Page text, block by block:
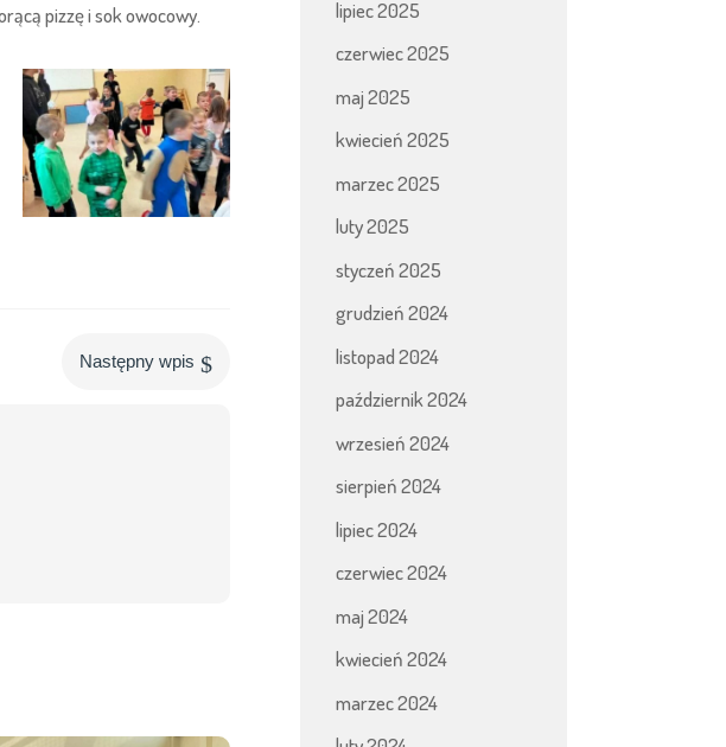
pizzę i sok owocowy.
Następny wpis $
lipiec 2025
czerwiec 2025
maj 2025
kwiecień 2025
marzec 2025
luty 2025
styczeń 2025
grudzień 2024
listopad 2024
październik 2024
wrzesień 2024
sierpień 2024
lipiec 2024
czerwiec 2024
maj 2024
kwiecień 2024
marzec 2024